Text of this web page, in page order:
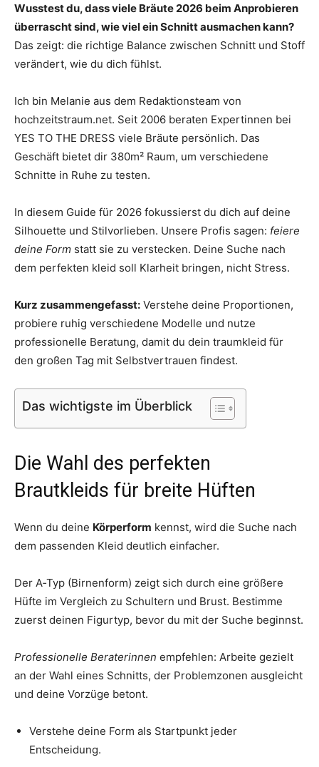
das
Hochzeit
Wusstest du, dass viele Bräute 2026 beim Anprobieren
überrascht sind, wie viel ein Schnitt ausmachen kann?
Das zeigt: die richtige Balance zwischen Schnitt und Stoff
verändert, wie du dich fühlst.
Ich bin Melanie aus dem Redaktionsteam von
hochzeitstraum.net. Seit 2006 beraten Expertinnen bei
YES TO THE DRESS viele Bräute persönlich. Das
Geschäft bietet dir 380m² Raum, um verschiedene
Schnitte in Ruhe zu testen.
In diesem Guide für 2026 fokussierst du dich auf deine
Silhouette und Stilvorlieben. Unsere Profis sagen: feiere
deine Form statt sie zu verstecken. Deine Suche nach
dem perfekten kleid soll Klarheit bringen, nicht Stress.
Kurz zusammengefasst: Verstehe deine Proportionen,
probiere ruhig verschiedene Modelle und nutze
professionelle Beratung, damit du dein traumkleid für
den großen Tag mit Selbstvertrauen findest.
Das wichtigste im Überblick
Die Wahl des perfekten
Brautkleids für breite Hüften
Wenn du deine Körperform kennst, wird die Suche nach
dem passenden Kleid deutlich einfacher.
Der A‑Typ (Birnenform) zeigt sich durch eine größere
Hüfte im Vergleich zu Schultern und Brust. Bestimme
zuerst deinen Figurtyp, bevor du mit der Suche beginnst.
Professionelle Beraterinnen empfehlen: Arbeite gezielt
an der Wahl eines Schnitts, der Problemzonen ausgleicht
und deine Vorzüge betont.
Verstehe deine Form als Startpunkt jeder
Entscheidung.